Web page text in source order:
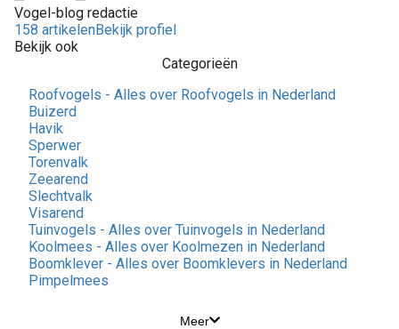
Vogel-blog redactie
158 artikelenBekijk profiel
Bekijk ook
Categorieën
Roofvogels - Alles over Roofvogels in Nederland
Buizerd
Havik
Sperwer
Torenvalk
Zeearend
Slechtvalk
Visarend
Tuinvogels - Alles over Tuinvogels in Nederland
Koolmees - Alles over Koolmezen in Nederland
Boomklever - Alles over Boomklevers in Nederland
Pimpelmees
Meer